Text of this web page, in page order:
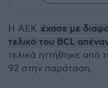
Η ΑΕΚ έχασε με
τελικό του BCL
τελικά ηττήθηκε από
92 στην παράταση.